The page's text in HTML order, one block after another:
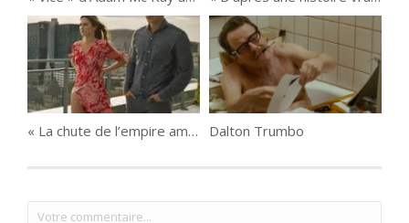
« La chute de l’empire américain » de Denys Arcand Dalton Trumbo